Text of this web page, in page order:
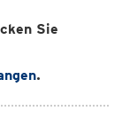
Sie
.